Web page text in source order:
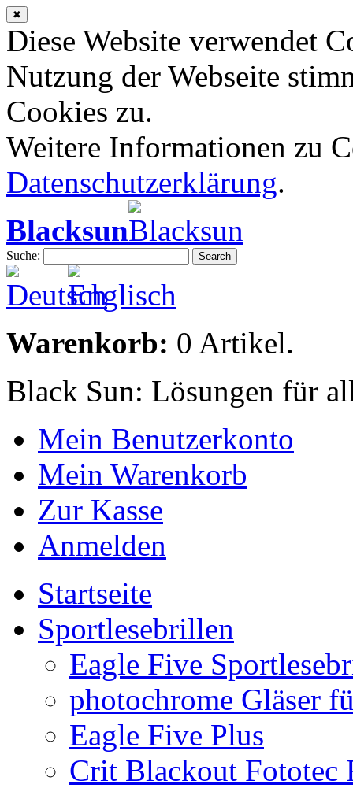
✖
Diese Website verwendet
Nutzung der Webseite
Cookies zu.
Weitere Informationen zu
Datenschutzerklärung.
Blacksun
Suche: Search
Warenkorb: 0 Artikel.
Black Sun: Lösungen für
Mein Benutzerkonto
Mein Warenkorb
Zur Kasse
Anmelden
Startseite
Sportlesebrillen
Eagle Five
photochrome Gläser
Eagle Five Plus
Crit Blackout Fototec